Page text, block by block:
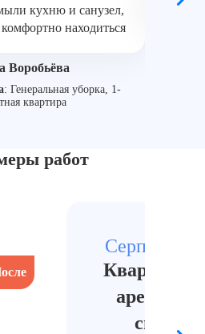
кухню и санузел,
находиться
Воробьёва
: Генеральная уборка, 1-
квартира
потом
работ
Серпухов,
Квартира